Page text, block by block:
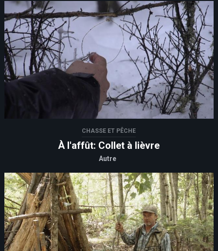
CHASSE ET PÊCHE
À l'affût: Collet à lièvre
Autre